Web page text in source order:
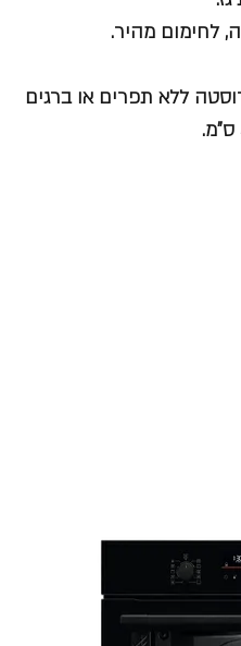
לחימום מהיר.
ללא תפרים או ברגים